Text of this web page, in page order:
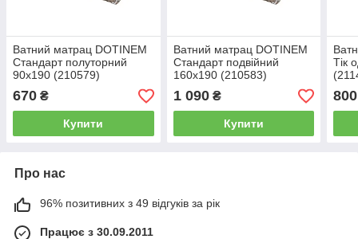
Ватний матрац DOTINEM
Стандарт полуторний
90x190 (210579)
670 ₴
Купити
Ватний матрац DOTINEM
Стандарт подвійний
160х190 (210583)
1 090₴
Купити
Тік
800
Про нас
96% позитивних з 49 відгуків за рік
Працює з 30.09.2011